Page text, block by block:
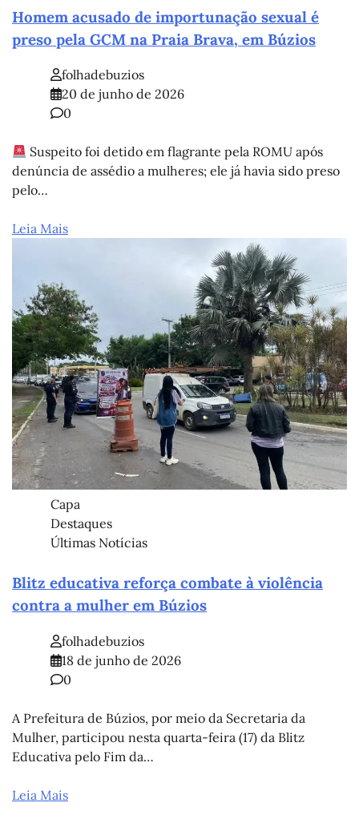
Homem acusado de importunação sexual é
preso pela GCM na Praia Brava, em Búzios
folhadebuzios
20 de junho de 2026
0
Suspeito foi detido em flagrante pela ROMU após
denúncia de assédio a mulheres; ele já havia sido preso
pelo…
Leia Mais
Capa
Destaques
Últimas Notícias
Blitz educativa reforça combate à violência
contra a mulher em Búzios
folhadebuzios
18 de junho de 2026
0
A Prefeitura de Búzios, por meio da Secretaria da
Mulher, participou nesta quarta-feira (17) da Blitz
Educativa pelo Fim da…
Leia Mais